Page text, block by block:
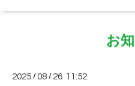
お
2025 /08 / 26 11:52